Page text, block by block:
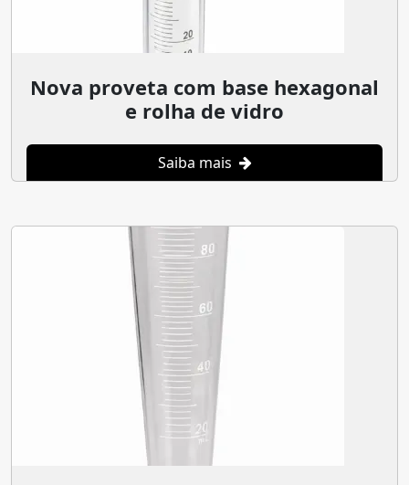
Nova proveta com base hexagonal
e rolha de vidro
Saiba mais